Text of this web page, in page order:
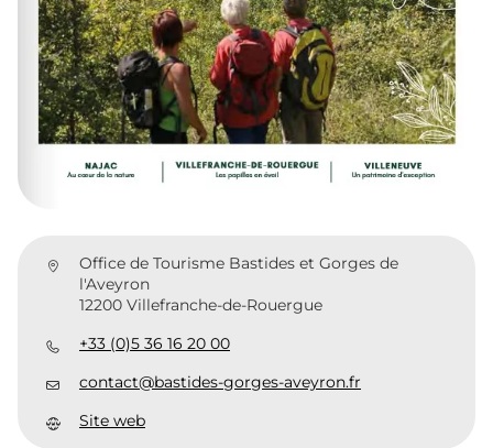
Office de Tourisme Bastides et Gorges de
l'Aveyron
12200 Villefranche-de-Rouergue
+33 (0)5 36 16 20 00
contact@bastides-gorges-aveyron.fr
Site web